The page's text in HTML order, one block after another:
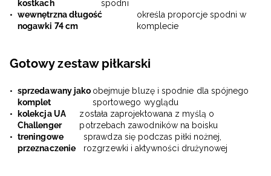
kostkach
spodni
wewnętrzna długość
nogawki 74 cm
określa proporcje spodni w
komplecie
Gotowy zestaw piłkarski
sprzedawany jako
komplet
obejmuje bluzę i spodnie dla spójnego
sportowego wyglądu
kolekcja UA
Challenger
została zaprojektowana z myślą o
potrzebach zawodników na boisku
treningowe
przeznaczenie
sprawdza się podczas piłki nożnej,
rozgrzewki i aktywności drużynowej